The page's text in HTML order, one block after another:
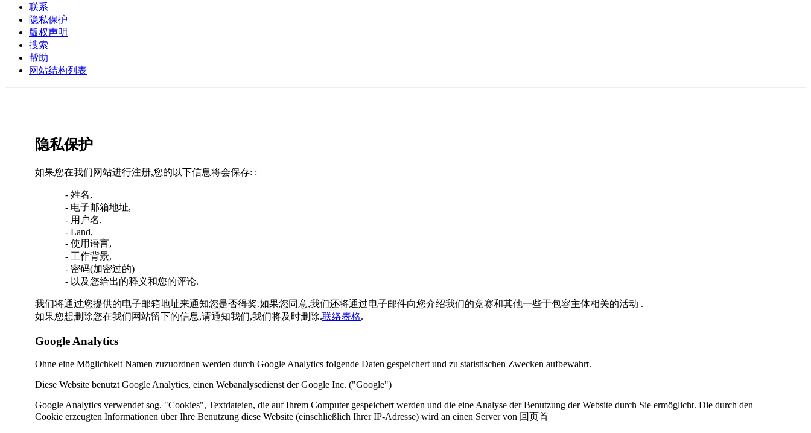
联系
隐私保护
版权声明
搜索
帮助
网站结构列表
隐私保护
如果您在我们网站进行注册,您的以下信息将会保存: :
- 姓名,
- 电子邮箱地址,
- 用户名,
- Land,
- 使用语言,
- 工作背景,
- 密码(加密过的)
- 以及您给出的释义和您的评论.
我们将通过您提供的电子邮箱地址来通知您是否得奖.如果您同意,我们还将通过电子邮件向您介绍我们的竞赛和其他一些于包容主体相关的活动 .
如果您想删除您在我们网站留下的信息,请通知我们,我们将及时删除.联络表格.
Google Analytics
Ohne eine Möglichkeit Namen zuzuordnen werden durch Google Analytics folgende Daten gespeichert und zu statistischen Zwecken aufbewahrt.
Diese Website benutzt Google Analytics, einen Webanalysedienst derGoogle Inc. ("Google")
Google Analytics verwendet sog. "Cookies", Textdateien, die auf Ihrem Computer gespeichert werden und die eine Analyse der Benutzung der Website durch Sie ermöglicht. Die durch den
Cookie erzeugten Informationen über Ihre Benutzung diese Website (einschließlich Ihrer IP-Adresse) wird an einen Servervon 回页首